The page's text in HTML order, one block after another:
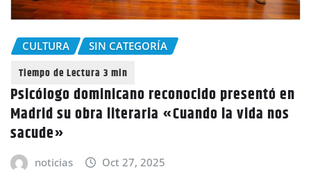
CULTURA SIN CATEGORÍA
Psicólogo dominicano reconocido presentó en
Madrid su obra literaria «Cuando la vida nos
sacude»
noticias Oct 27, 2025